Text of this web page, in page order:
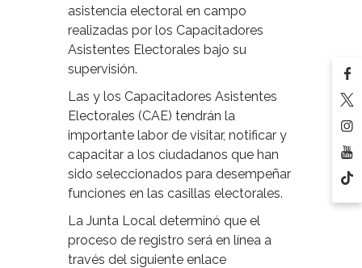
asistencia electoral en campo
realizadas por los Capacitadores
Asistentes Electorales bajo su
supervisión.
Las y los Capacitadores Asistentes
Electorales (CAE) tendrán la
importante labor de visitar, notificar y
capacitar a los ciudadanos que han
sido seleccionados para desempeñar
funciones en las casillas electorales.
La Junta Local determinó que el
proceso de registro será en línea a
través del siguiente enlace